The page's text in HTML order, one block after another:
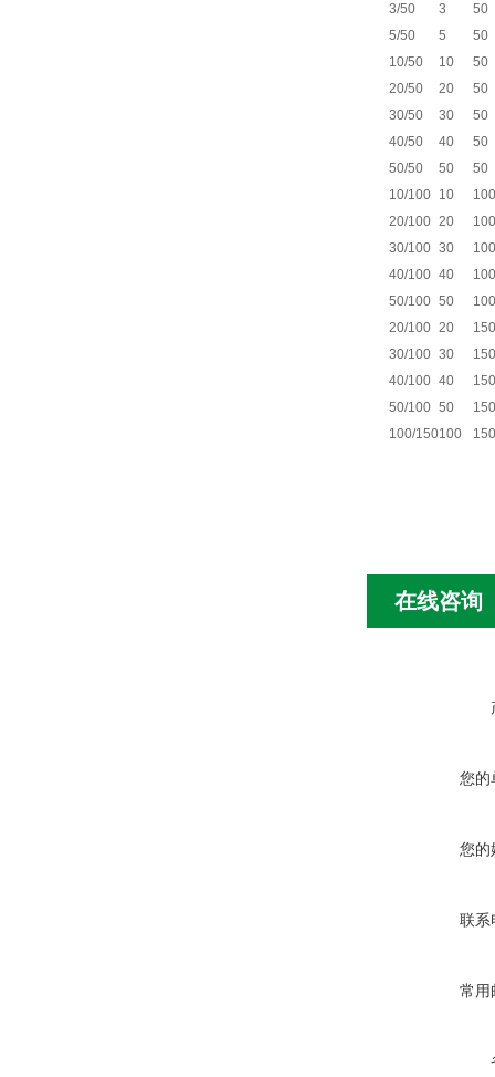
3/50
3
50
5/50
5
50
10/50
10
50
20/50
20
50
30/50
30
50
40/50
40
50
50/50
50
50
10/100
10
100
20/100 20
100
30/100 30
100
40/100 40
100
50/100 50
100
20/100 20
150
30/100 30
150
40/100 40
150
50/100 50
150
100/150100 150
在线咨询
您的
您的
联系
常用